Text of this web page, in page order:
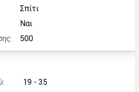
Σπίτι
Ναι
500
19 - 35